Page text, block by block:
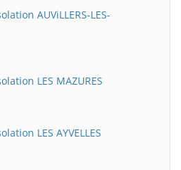
AUViLLERS-LES-
LES MAZURES
LES AYVELLES